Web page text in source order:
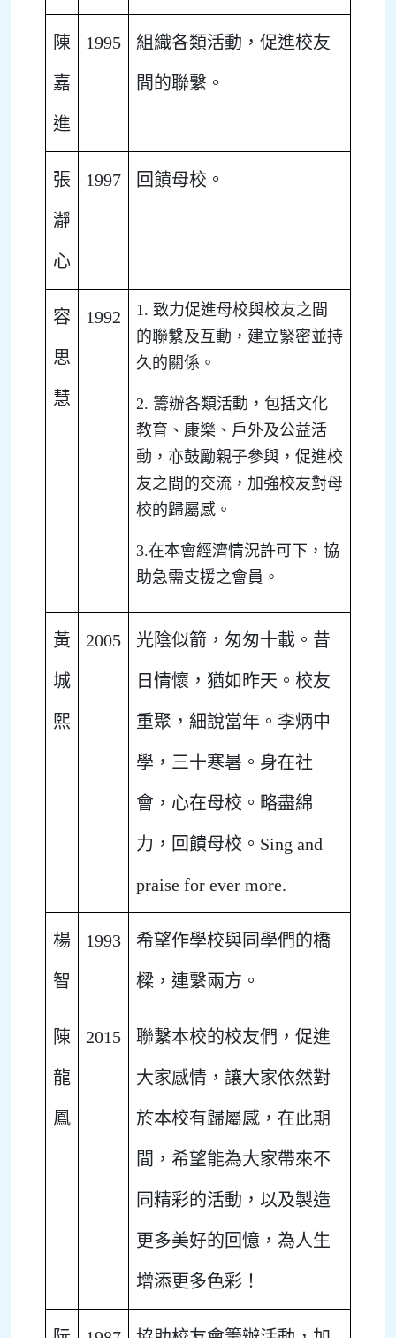
陳
嘉
進
1995 組織各類活動，促進校友
間的聯繫。
張
瀞
心
1997 回饋母校。
容
思
慧
1992
1. 致力促進母校與校友之間
的聯繫及互動，建立緊密並持
久的關係。
2. 籌辦各類活動，包括文化
教育、康樂、戶外及公益活
動，亦鼓勵親子參與，促進校
友之間的交流，加強校友對母
校的歸屬感。
3.在本會經濟情況許可下，協
助急需支援之會員。
黃
城
熙
2005 光陰似箭，匆匆十載。昔
日情懷，猶如昨天。校友
重聚，細說當年。李炳中
學，三十寒暑。身在社
會，心在母校。略盡綿
力，回饋母校。Sing and
praise for ever more.
楊
智
1993 希望作學校與同學們的橋
樑，連繫兩方。
陳
龍
鳳
2015 聯繫本校的校友們，促進
大家感情，讓大家依然對
於本校有歸屬感，在此期
間，希望能為大家帶來不
同精彩的活動，以及製造
更多美好的回憶，為人生
增添更多色彩！